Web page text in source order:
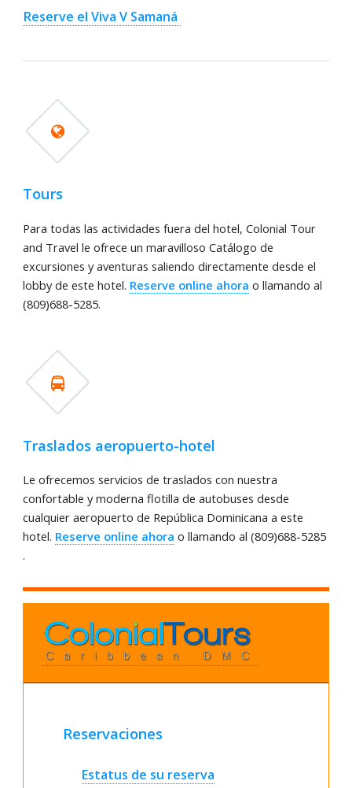
Reserve el Viva V Samaná
Tours
Para todas las actividades fuera del hotel, Colonial Tour
and Travel le ofrece un maravilloso Catálogo de
excursiones y aventuras saliendo directamente desde el
lobby de este hotel. Reserve online ahora o llamando al
(809)688-5285.
Traslados aeropuerto-hotel
Le ofrecemos servicios de traslados con nuestra
confortable y moderna flotilla de autobuses desde
cualquier aeropuerto de República Dominicana a este
hotel. Reserve online ahora o llamando al (809)688-5285
.
Reservaciones
Estatus de su reserva